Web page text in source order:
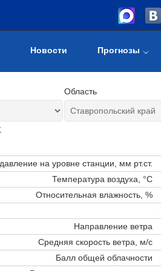
Новости Прогнозы
Область
на уровне станции, мм рт.ст.
Температура воздуха, °C
Относительная влажность, %
Направление ветра
Средняя скорость ветра, м/с
Балл общей облачности